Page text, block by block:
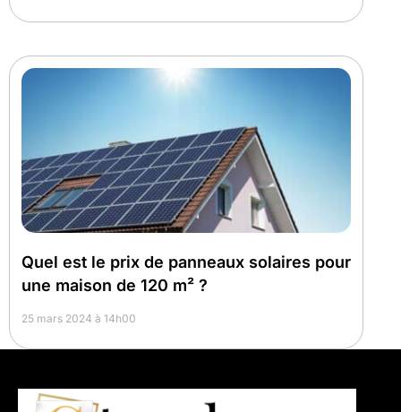
Quel est le prix de panneaux solaires pour
une maison de 120 m² ?
25 mars 2024 à 14h00